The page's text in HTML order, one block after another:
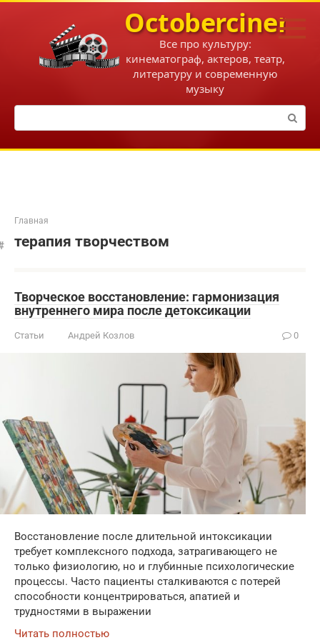
Перейти
Octobercinema
Все про культуру:
кинематограф, актеров, театр,
литературу и современную
музыку
Поиск:
Главная
терапия творчеством
Творческое восстановление: гармонизация
внутреннего мира после детоксикации
Статьи Андрей Козлов 0
Восстановление после длительной интоксикации
требует комплексного подхода, затрагивающего не
только физиологию, но и глубинные психологические
процессы. Часто пациенты сталкиваются с потерей
способности концентрироваться, апатией и
трудностями в выражении
Читать полностью